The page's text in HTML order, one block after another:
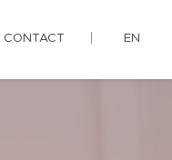
CONTACT EN